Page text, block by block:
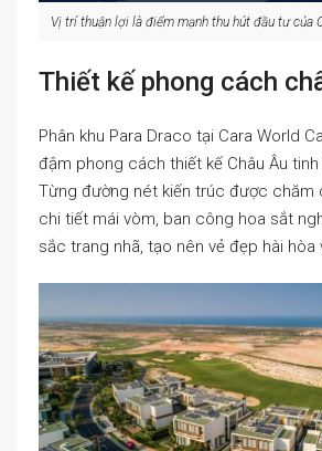
Vị trí thuận lợi là điểm mạnh thu hút đầu tư của
Thiết kế phong cách
Phân khu Para Draco tại Cara World
đậm phong cách thiết kế Châu Âu
Từng đường nét kiến trúc được chăm
chi tiết mái vòm, ban công hoa sắt
sắc trang nhã, tạo nên vẻ đẹp hài hòa